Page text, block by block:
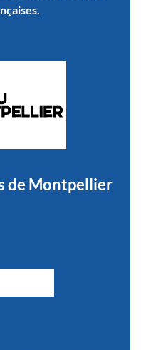
de Montpellier